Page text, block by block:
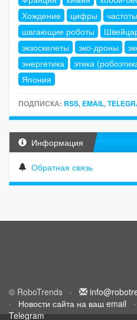
Хождение
цифры частоты
шагающие роботы
экзоскелеты
эко-дроны
энергетика
этика
Япония
ПОДПИСКА: RSS, EMAIL,
Информация
Обратная связь
© RoboTrends ·
· Новости сайта на ваш email ·
Telegram